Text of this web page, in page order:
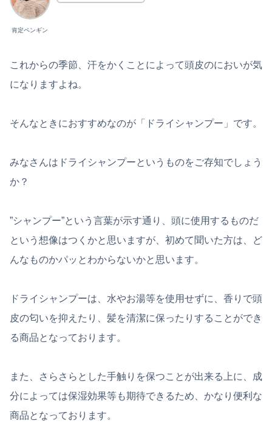
肯定ペンギン
これからの季節、汗をかくことによって頭皮のにおいが気
になりますよね。
そんなときにおすすめなのが「ドライシャンプー」です。
みなさんはドライシャンプーというものをご存知でしょう
か？
”シャンプー”という言葉が示す通り、頭に使用するものだ
という想像はつくかと思いますが、初めて聞いた方は、ど
んなものかパッとわからないかと思います。
ドライシャンプーは、水やお湯等を使用せずに、香りで頭
皮の匂いを抑えたり、髪を清潔に保ったりすることができ
る商品となっております。
また、さらさらとした手触りを保つことが出来る上に、成
分によっては保湿効果等も期待できるため、かなり便利な
商品となっております。